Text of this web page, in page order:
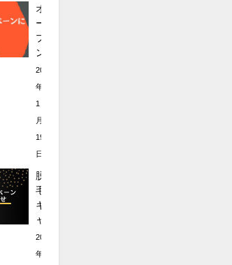
始
毛
ャ
ン
ペ
ー
ン
2
オ
ー
プ
ン
キ
ャ
ー
ン
に
つ
い
て
2022
年
1
月
19
日
脱
毛
キ
ャ
ン
ペ
2021
年